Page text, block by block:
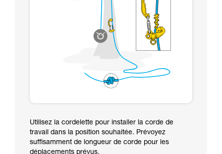
Utilisez la cordelette pour installer la corde de
travail dans la position souhaitée. Prévoyez
suffisamment de longueur de corde pour les
déplacements prévus.